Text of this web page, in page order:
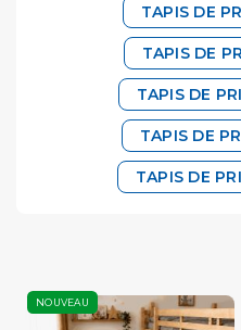
TAPIS DE
TAPIS DE
TAPIS DE
TAPIS DE
TAPIS DE
NOUVEAU